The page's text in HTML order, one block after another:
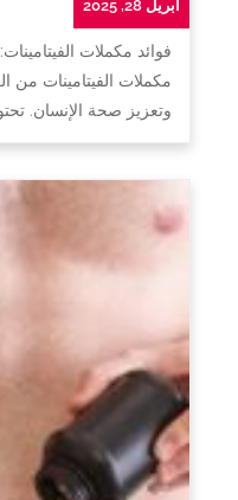
أبريل 28, 2025
فوائد مكملات
مكملات الفيتامينات من
وتعزيز صحة الإنسان.